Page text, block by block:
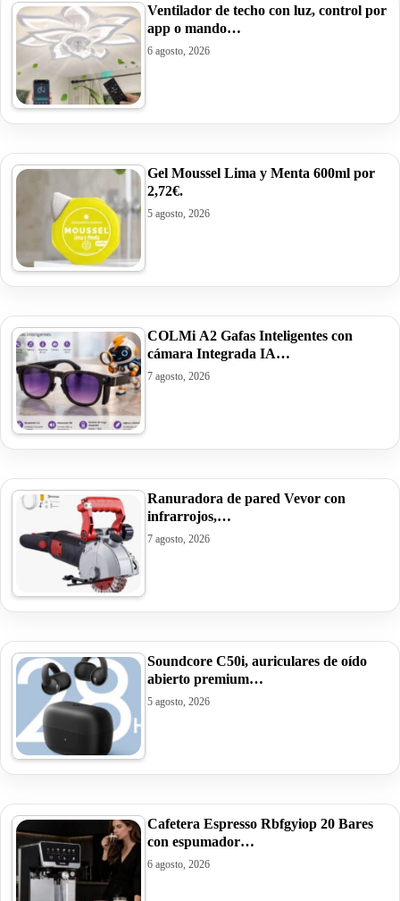
Ventilador de techo con luz, control por
app o mando…
6 agosto, 2026
Gel Moussel Lima y Menta 600ml por
2,72€.
5 agosto, 2026
COLMi A2 Gafas Inteligentes con
cámara Integrada IA…
7 agosto, 2026
Ranuradora de pared Vevor con
infrarrojos,…
7 agosto, 2026
Soundcore C50i, auriculares de oído
abierto premium…
5 agosto, 2026
Cafetera Espresso Rbfgyiop 20 Bares
con espumador…
6 agosto, 2026